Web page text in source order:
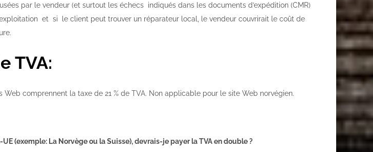
par le vendeur (et surtout les échecs indiqués dans les documents d’expédition (CMR)
et si le client peut trouver un réparateur local, le vendeur couvrirait le coût de
TVA:
Web comprennent la taxe de 21 % de TVA. Non applicable pour le site Web norvégien.
UE (exemple: La Norvège ou la Suisse), devrais-je payer la TVA en double ?